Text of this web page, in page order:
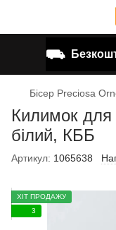
⛟
Бісер Preciosa
Килимок для
білий, КББ
Артикул: 1065638
ХІТ ПРОДАЖУ
3